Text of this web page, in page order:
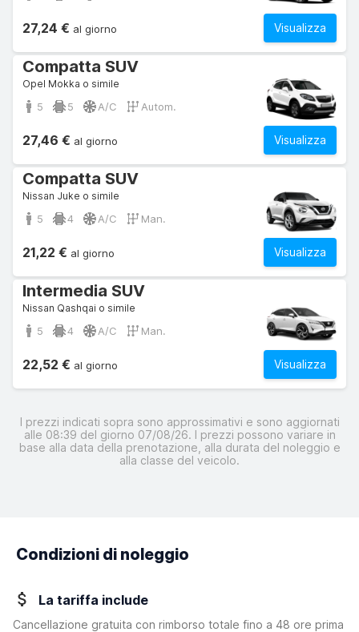
Visualizza
27,24 € al giorno
Compatta SUV
Opel Mokka o simile
5 5 A/C Autom.
Visualizza
27,46 € al giorno
Compatta SUV
Nissan Juke o simile
5 4 A/C Man.
Visualizza
21,22 € al giorno
Intermedia SUV
Nissan Qashqai o simile
5 4 A/C Man.
Visualizza
22,52 € al giorno
I prezzi indicati sopra sono approssimativi e sono aggiornati
alle 08:39 del giorno 07/08/26. I prezzi possono variare in
base alla data della prenotazione, alla durata del noleggio e
alla classe del veicolo.
Condizioni di noleggio
La tariffa include
Cancellazione gratuita con rimborso totale fino a 48 ore prima